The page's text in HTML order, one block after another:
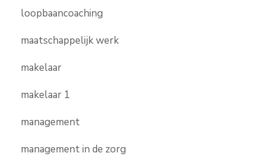
loopbaancoaching
maatschappelijk werk
makelaar
makelaar 1
management
management in de zorg